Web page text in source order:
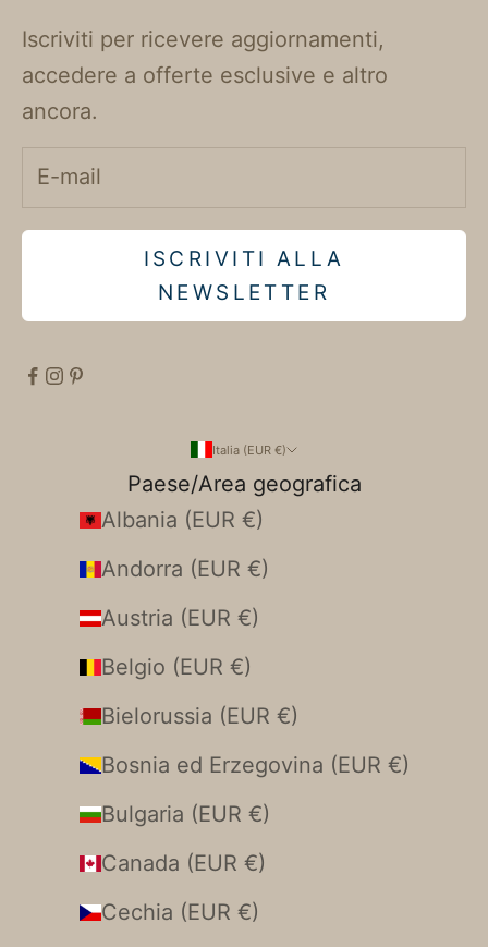
Iscriviti per ricevere aggiornamenti,
accedere a offerte esclusive e altro
ancora.
ISCRIVITI ALLA
NEWSLETTER
Italia (EUR €)
Paese/Area geografica
Albania (EUR €)
Andorra (EUR €)
Austria (EUR €)
Belgio (EUR €)
Bielorussia (EUR €)
Bosnia ed Erzegovina (EUR €)
Bulgaria (EUR €)
Canada (EUR €)
Cechia (EUR €)